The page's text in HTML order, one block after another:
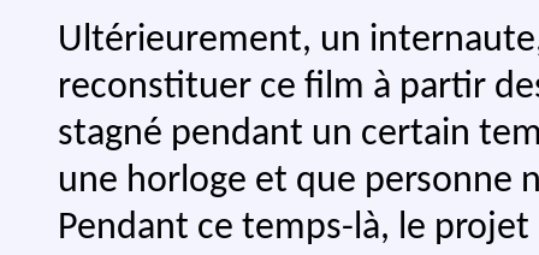
Ultérieurement, un
reconstituer ce film à partir
stagné pendant un certain
une horloge et que personne
Pendant ce temps-là, le